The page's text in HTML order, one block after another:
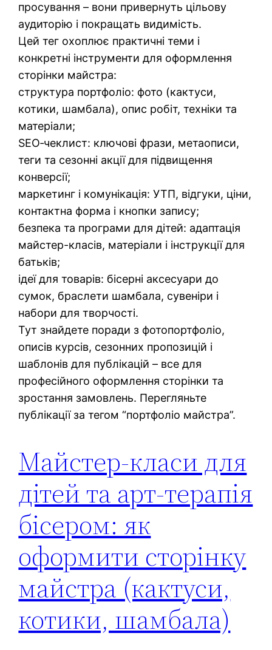
просування – вони привернуть цільову
аудиторію і покращать видимість.
Цей тег охоплює практичні теми і
конкретні інструменти для оформлення
сторінки майстра:
структура портфоліо: фото (кактуси,
котики, шамбала), опис робіт, техніки та
матеріали;
SEO‑чеклист: ключові фрази, метаописи,
теги та сезонні акції для підвищення
конверсії;
маркетинг і комунікація: УТП, відгуки, ціни,
контактна форма і кнопки запису;
безпека та програми для дітей: адаптація
майстер-класів, матеріали і інструкції для
батьків;
ідеї для товарів: бісерні аксесуари до
сумок, браслети шамбала, сувеніри і
набори для творчості.
Тут знайдете поради з фотопортфоліо,
описів курсів, сезонних пропозицій і
шаблонів для публікацій – все для
професійного оформлення сторінки та
зростання замовлень. Перегляньте
публікації за тегом “портфоліо майстра”.
Майстер-класи для
дітей та арт-терапія
бісером: як
оформити сторінку
майстра (кактуси,
котики, шамбала)